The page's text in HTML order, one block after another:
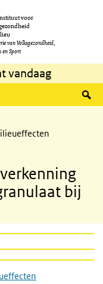
voor
van Volksgezondheid,
en Sport
vandaag
bij